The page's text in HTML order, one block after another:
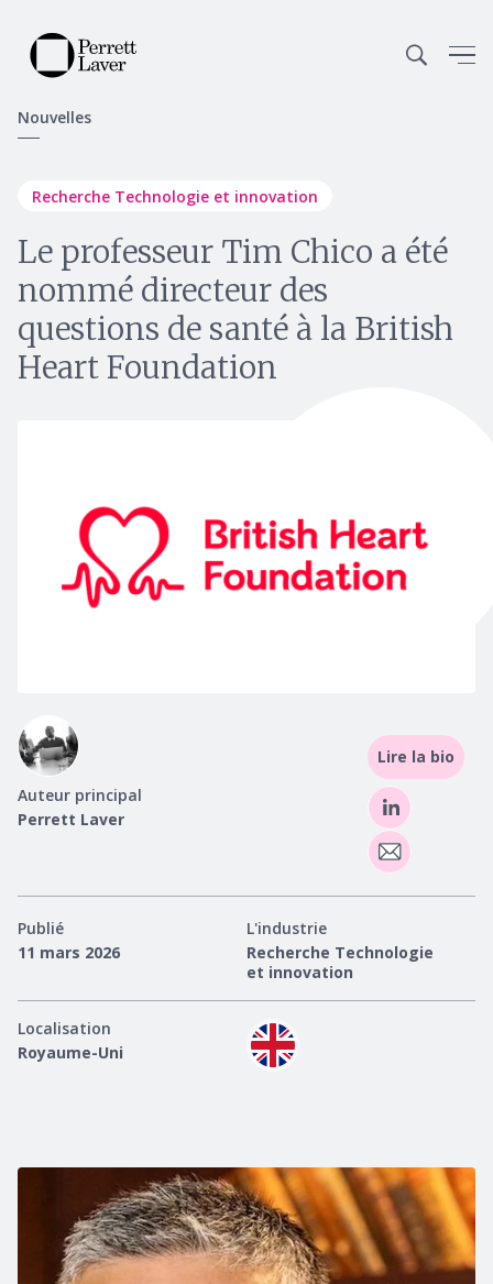
Nouvelles
Recherche Technologie et innovation
Le professeur Tim Chico a été
nommé directeur des
questions de santé à la British
Heart Foundation
Auteur principal
Perrett Laver
Lire la bio
Publié
11 mars 2026
L'industrie
Recherche Technologie
et innovation
Localisation
Royaume-Uni